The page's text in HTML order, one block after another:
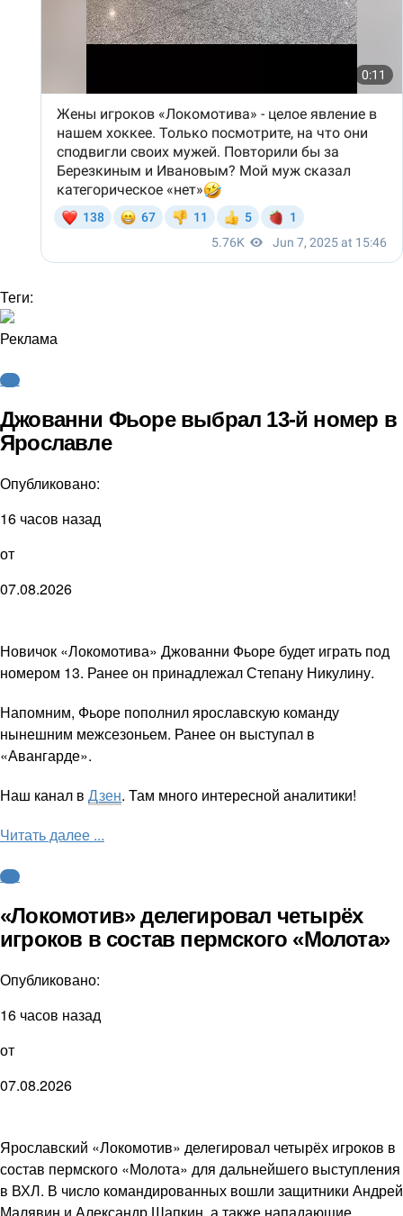
Теги:
Реклама
КХЛ
Джованни Фьоре выбрал 13-й номер в
Ярославле
Опубликовано:
16 часов назад
от
07.08.2026
Новичок «Локомотива» Джованни Фьоре будет играть под
номером 13. Ранее он принадлежал Степану Никулину.
Напомним, Фьоре пополнил ярославскую команду
нынешним межсезоньем. Ранее он выступал в
«Авангарде».
Наш канал в Дзен. Там много интересной аналитики!
Читать далее ...
КХЛ
«Локомотив» делегировал четырёх
игроков в состав пермского «Молота»
Опубликовано:
16 часов назад
от
07.08.2026
Ярославский «Локомотив» делегировал четырёх игроков в
состав пермского «Молота» для дальнейшего выступления
в ВХЛ. В число командированных вошли защитники Андрей
Малявин и Александр Шапкин, а также нападающие